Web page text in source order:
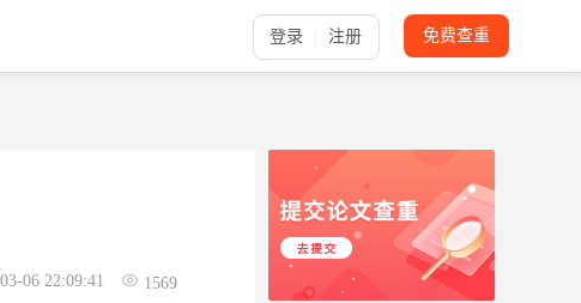
免费查重
登录 注册
1569
06 22:09:41